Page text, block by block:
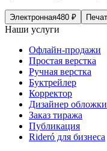
Электронная480 ₽
Наши услуги
Офлайн-продажи
Простая верстка
Ручная верстка
Буктрейлер
Корректор
Дизайнер обложки
Заказ тиража
Публикация
Rideró для бизнеса